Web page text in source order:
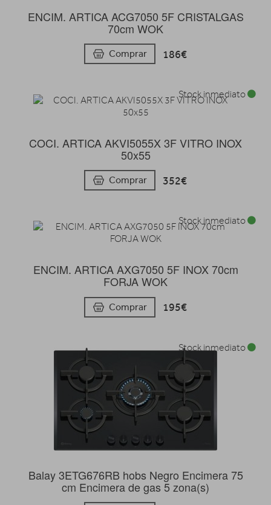
ENCIM. ARTICA ACG7050 5F CRISTALGAS
70cm WOK
Comprar 186€
COCI. ARTICA AKVI5055X 3F VITRO INOX
50x55
Comprar 352€
Stock inmediato
ENCIM. ARTICA AXG7050 5F INOX 70cm
FORJA WOK
Comprar 195€
Stock inmediato
Balay 3ETG676RB hobs Negro Encimera 75
cm Encimera de gas 5 zona(s)
Stock inmediato